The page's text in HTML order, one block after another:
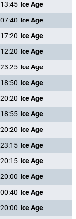
13:45 Ice Age
07:40 Ice Age
17:20 Ice Age
12:20 Ice Age
23:25 Ice Age
18:50 Ice Age
20:20 Ice Age
18:55 Ice Age
20:20 Ice Age
23:15 Ice Age
20:15 Ice Age
20:00 Ice Age
00:40 Ice Age
20:00 Ice Age